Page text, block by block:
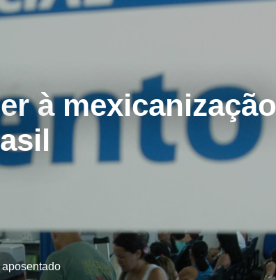
à mexicanização
aposentado